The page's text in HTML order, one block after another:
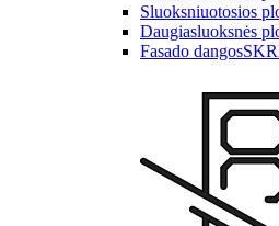
Sluoksniuotosios
Daugiasluoksnės
Fasado dangos